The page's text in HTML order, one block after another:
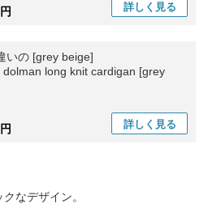
詳しく 見る
いの [grey beige]
dolman long knit cardigan [grey
詳しく 見る
なデザイン。